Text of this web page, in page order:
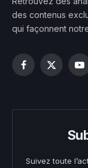
des contenus
qui façonnent
Facebook
X
Suivez toute